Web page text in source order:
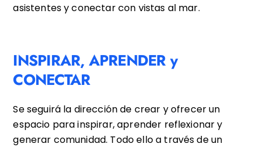
asistentes y conectar con vistas al mar.
INSPIRAR, APRENDER y
CONECTAR
Se seguirá la dirección de crear y ofrecer un
espacio para inspirar, aprender reflexionar y
generar comunidad. Todo ello a través de un